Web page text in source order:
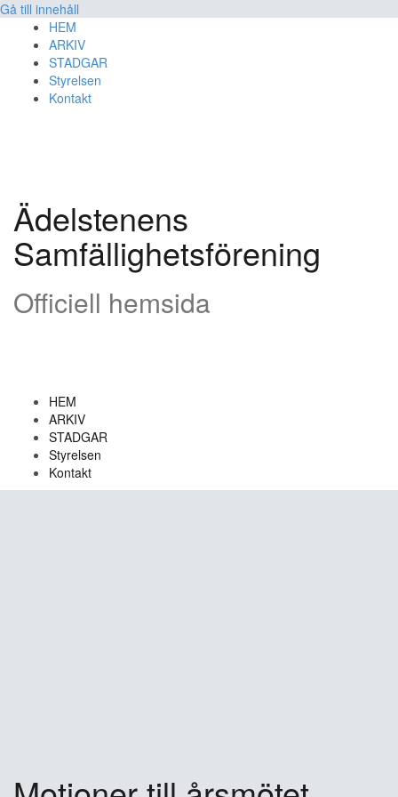
Gå till innehåll
HEM
ARKIV
STADGAR
Styrelsen
Kontakt
Ädelstenens
Samfällighetsförening
Officiell hemsida
HEM
ARKIV
STADGAR
Styrelsen
Kontakt